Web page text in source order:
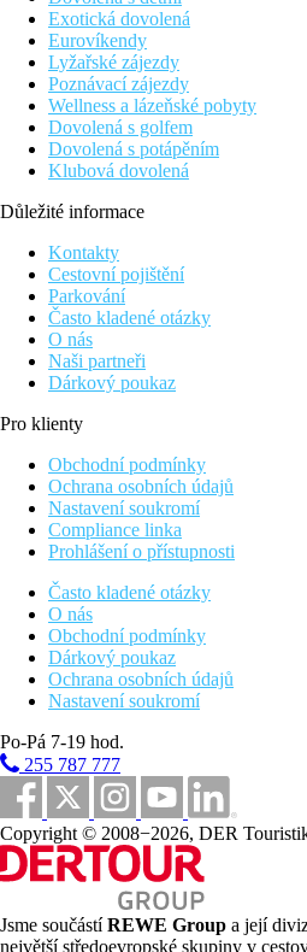
Exotická dovolená
Eurovíkendy
Lyžařské zájezdy
Poznávací zájezdy
Wellness a lázeňské pobyty
Dovolená s golfem
Dovolená s potápěním
Klubová dovolená
Důležité informace
Kontakty
Cestovní pojištění
Parkování
Často kladené otázky
O nás
Naši partneři
Dárkový poukaz
Pro klienty
Obchodní podmínky
Ochrana osobních údajů
Nastavení soukromí
Compliance linka
Prohlášení o přístupnosti
Často kladené otázky
O nás
Obchodní podmínky
Dárkový poukaz
Ochrana osobních údajů
Nastavení soukromí
Po-Pá 7-19 hod.
255 787 777
Copyright © 2008−2026, DER
Jsme součástíREWE Group a její
největší středoevropské skupiny v